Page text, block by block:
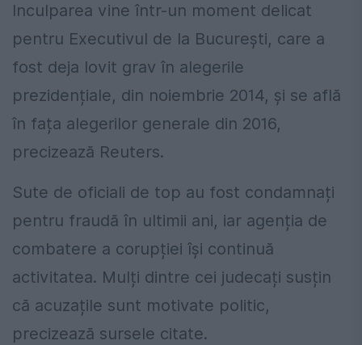
Inculparea vine într-un moment delicat
pentru Executivul de la București, care a
fost deja lovit grav în alegerile
prezidențiale, din noiembrie 2014, și se află
în fața alegerilor generale din 2016,
precizează Reuters.
Sute de oficiali de top au fost condamnați
pentru fraudă în ultimii ani, iar agenția de
combatere a corupției își continuă
activitatea. Mulți dintre cei judecați susțin
că acuzațile sunt motivate politic,
precizează sursele citate.